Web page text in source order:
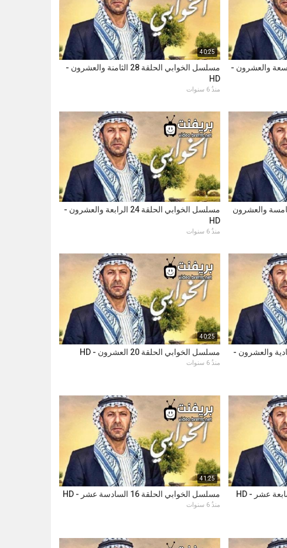
الحلقة 29 التاسعة والعشرون -
40:25
مسلسل الخوابي الحلقة 28 الثامنة والعشرون -
HD
منذُ 6 سنوات
الحلقة 25 الخامسة والعشرون
مسلسل الخوابي الحلقة 24 الرابعة والعشرون -
HD
منذُ 6 سنوات
الحلقة 21 الحادية والعشرون -
40:25
مسلسل الخوابي الحلقة 20 العشرون - HD
منذُ 6 سنوات
41:25
مسلسل الخوابي الحلقة 16 السادسة عشر - HD
منذُ 6 سنوات